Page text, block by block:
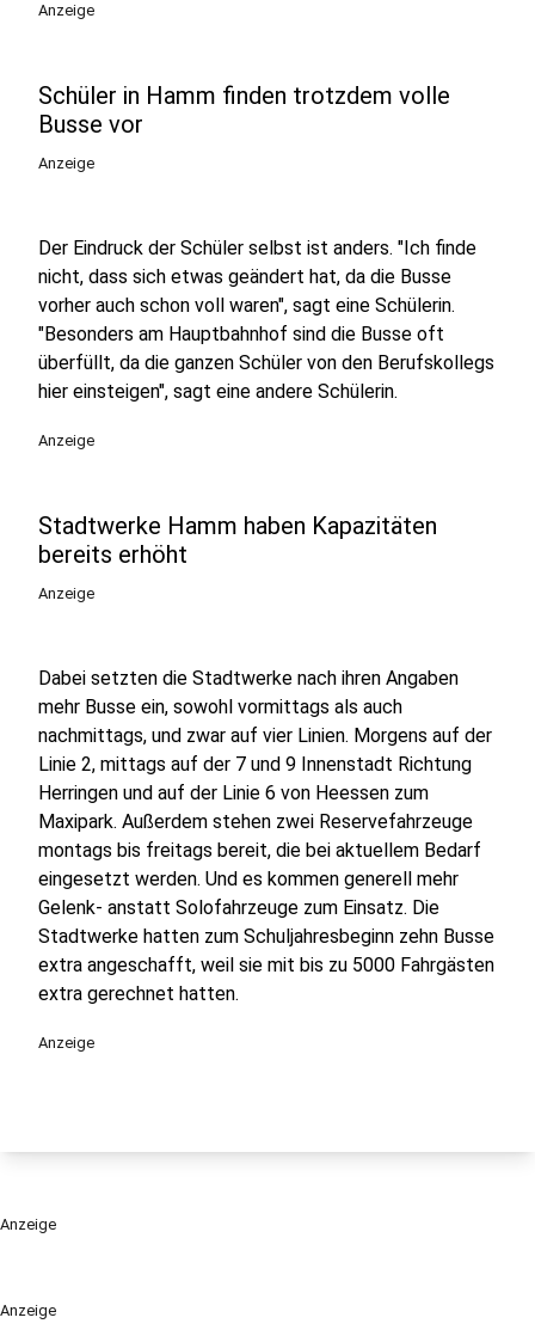
Anzeige
Anzeige
Schüler in Hamm finden trotzdem volle
Busse vor
Anzeige
Der Eindruck der Schüler selbst ist anders. "Ich finde
nicht, dass sich etwas geändert hat, da die Busse
vorher auch schon voll waren", sagt eine Schülerin.
"Besonders am Hauptbahnhof sind die Busse oft
überfüllt, da die ganzen Schüler von den Berufskollegs
hier einsteigen", sagt eine andere Schülerin.
Anzeige
Stadtwerke Hamm haben Kapazitäten
bereits erhöht
Anzeige
Dabei setzten die Stadtwerke nach ihren Angaben
mehr Busse ein, sowohl vormittags als auch
nachmittags, und zwar auf vier Linien. Morgens auf der
Linie 2, mittags auf der 7 und 9 Innenstadt Richtung
Herringen und auf der Linie 6 von Heessen zum
Maxipark. Außerdem stehen zwei Reservefahrzeuge
montags bis freitags bereit, die bei aktuellem Bedarf
eingesetzt werden. Und es kommen generell mehr
Gelenk- anstatt Solofahrzeuge zum Einsatz. Die
Stadtwerke hatten zum Schuljahresbeginn zehn Busse
extra angeschafft, weil sie mit bis zu 5000 Fahrgästen
extra gerechnet hatten.
Anzeige
Anzeige